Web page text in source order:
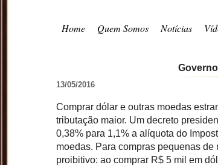
Home Quem Somos Notícias
13/05/2016
Comprar dólar e outras moedas
tributação maior. Um decreto
0,38% para 1,1% a alíquota do
moedas. Para compras pequenas
proibitivo: ao comprar R$ 5 mil em